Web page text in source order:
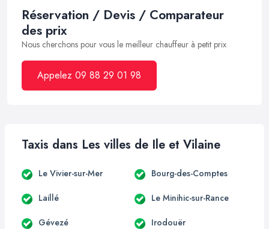
Réservation / Devis / Comparateur
des prix
Nous cherchons pour vous le meilleur chauffeur à petit prix
Appelez 09 88 29 01 98
Taxis dans Les villes de Ile et Vilaine
Le Vivier-sur-Mer Bourg-des-Comptes
Laillé Le Minihic-sur-Rance
Gévezé Irodouër